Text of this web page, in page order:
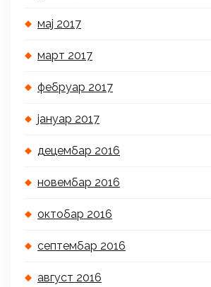
мај 2017
март 2017
фебруар 2017
јануар 2017
децембар 2016
новембар 2016
октобар 2016
септембар 2016
август 2016